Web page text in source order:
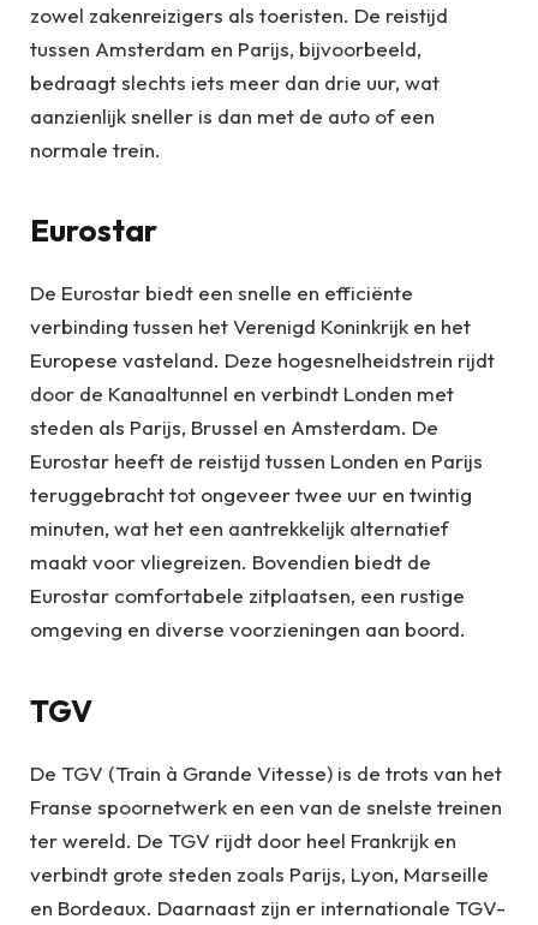
zowel zakenreizigers als toeristen. De reistijd
tussen Amsterdam en Parijs, bijvoorbeeld,
bedraagt slechts iets meer dan drie uur, wat
aanzienlijk sneller is dan met de auto of een
normale trein.
Eurostar
De Eurostar biedt een snelle en efficiënte
verbinding tussen het Verenigd Koninkrijk en het
Europese vasteland. Deze hogesnelheidstrein rijdt
door de Kanaaltunnel en verbindt Londen met
steden als Parijs, Brussel en Amsterdam. De
Eurostar heeft de reistijd tussen Londen en Parijs
teruggebracht tot ongeveer twee uur en twintig
minuten, wat het een aantrekkelijk alternatief
maakt voor vliegreizen. Bovendien biedt de
Eurostar comfortabele zitplaatsen, een rustige
omgeving en diverse voorzieningen aan boord.
TGV
De TGV (Train à Grande Vitesse) is de trots van het
Franse spoornetwerk en een van de snelste treinen
ter wereld. De TGV rijdt door heel Frankrijk en
verbindt grote steden zoals Parijs, Lyon, Marseille
en Bordeaux. Daarnaast zijn er internationale TGV-